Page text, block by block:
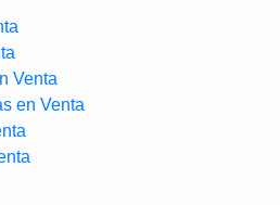
Venta
en Venta